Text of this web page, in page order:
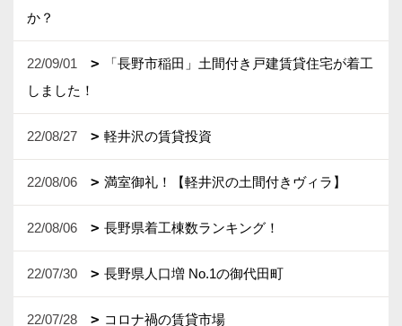
か？
22/09/01
「長野市稲田」土間付き戸建賃貸住宅が着工
しました！
22/08/27 軽井沢の賃貸投資
22/08/06 満室御礼！【軽井沢の土間付きヴィラ】
22/08/06 長野県着工棟数ランキング！
22/07/30 長野県人口増 No.1の御代田町
22/07/28 コロナ禍の賃貸市場